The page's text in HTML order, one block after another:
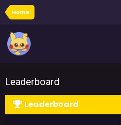
Home
Leaderboard
Leaderboard